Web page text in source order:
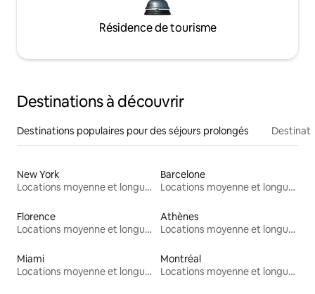
Résidence de tourisme
Destinations à découvrir
Destinations populaires pour des séjours prolongés
New York
Locations moyenne et longue durée
Barcelone
Locations moyenne et longue durée
Florence
Locations moyenne et longue durée
Athènes
Locations moyenne et longue durée
Miami
Locations moyenne et longue durée
Montréal
Locations moyenne et longue durée